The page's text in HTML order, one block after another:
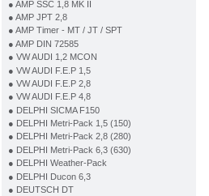
● AMP SSC 1,8 MK II
● AMP JPT 2,8
● AMP Timer - MT / JT / SPT
● AMP DIN 72585
● VW AUDI 1,2 MCON
● VW AUDI F.E.P 1,5
● VW AUDI F.E.P 2,8
● VW AUDI F.E.P 4,8
● DELPHI SICMA F150
● DELPHI Metri-Pack 1,5 (150)
● DELPHI Metri-Pack 2,8 (280)
● DELPHI Metri-Pack 6,3 (630)
● DELPHI Weather-Pack
● DELPHI Ducon 6,3
● DEUTSCH DT